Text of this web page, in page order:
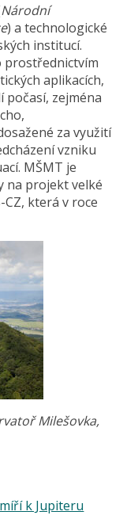
Národní
) a technologické
institucí.
prostřednictvím
aplikacích,
počasí, zejména
za využití
vzniku
MŠMT je
na projekt velké
která v roce
Milešovka,
k Jupiteru